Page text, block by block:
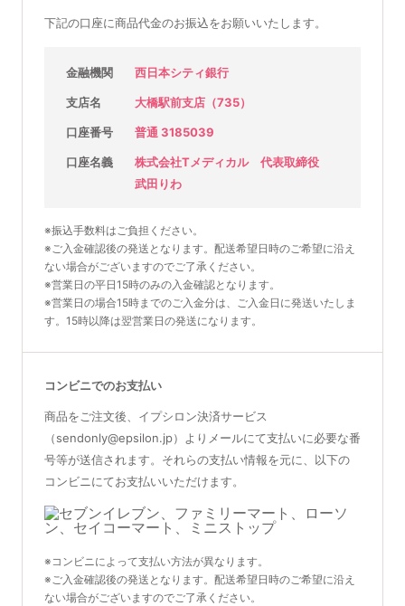
下記の口座に商品代金のお振込をお願いいたします。
金融機関 西日本シティ銀行
支店名 大橋駅前支店（735）
口座番号 普通 3185039
口座名義
株式会社Tメディカル 代表取締役
武田りわ
※振込手数料はご負担ください。
※ご入金確認後の発送となります。配送希望日時のご希望に沿え
ない場合がございますのでご了承ください。
※営業日の平日15時のみの入金確認となります。
※営業日の場合15時までのご入金分は、ご入金日に発送いたしま
す。15時以降は翌営業日の発送になります。
コンビニでのお支払い
商品をご注文後、イプシロン決済サービス
（sendonly@epsilon.jp）よりメールにて支払いに必要な番
号等が送信されます。それらの支払い情報を元に、以下の
コンビニにてお支払いいただけます。
※コンビニによって支払い方法が異なります。
※ご入金確認後の発送となります。配送希望日時のご希望に沿え
ない場合がございますのでご了承ください。